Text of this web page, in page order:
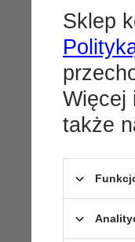
Sklep
Więcej
także